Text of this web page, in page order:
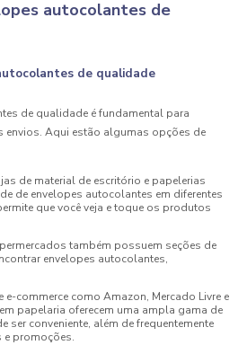
autocolantes de
de qualidade
de qualidade é fundamental para
envios. Aqui estão algumas opções de
de material de escritório e papelerias
de envelopes autocolantes em diferentes
que você veja e toque os produtos
também possuem seções de
envelopes autocolantes,
e-commerce como Amazon, Mercado Livre e
papelaria oferecem uma ampla gama de
ser conveniente, além de frequentemente
e promoções.